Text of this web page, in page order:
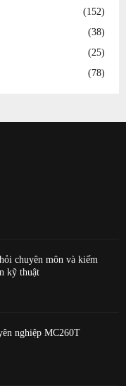
(152)
(38)
(25)
(78)
chuyên môn và kiếm
kỹ thuật
nghiệp MC260T